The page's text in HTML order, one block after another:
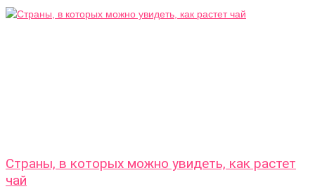
Страны, в которых можно увидеть, как растет
чай